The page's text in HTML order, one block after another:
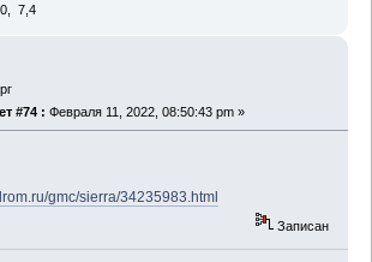
7,4
#74 : Февраля 11, 2022, 08:50:43 pm »
gmc/sierra/34235983.html
Записан